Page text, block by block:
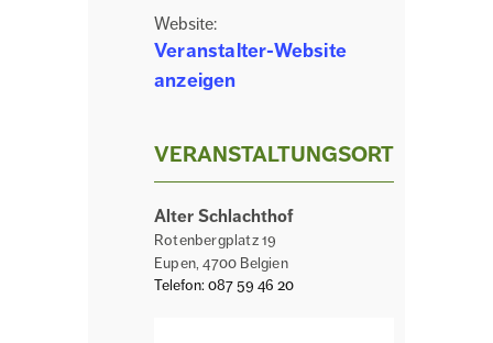
Website:
Veranstalter-Website
anzeigen
VERANSTALTUNGSORT
Alter Schlachthof
Rotenbergplatz 19
Eupen, 4700 Belgien
Telefon: 087 59 46 20